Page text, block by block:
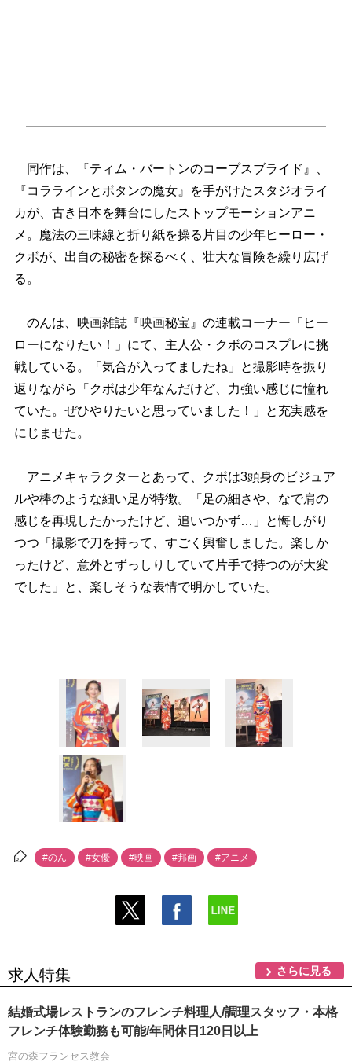
同作は、『ティム・バートンのコープスブライド』、
『コララインとボタンの魔女』を手がけたスタジオライ
カが、古き日本を舞台にしたストップモーションアニ
メ。魔法の三味線と折り紙を操る片目の少年ヒーロー・
クボが、出自の秘密を探るべく、壮大な冒険を繰り広げ
る。
のんは、映画雑誌『映画秘宝』の連載コーナー「ヒー
ローになりたい！」にて、主人公・クボのコスプレに挑
戦している。「気合が入ってましたね」と撮影時を振り
返りながら「クボは少年なんだけど、力強い感じに憧れ
ていた。ぜひやりたいと思っていました！」と充実感を
にじませた。
アニメキャラクターとあって、クボは3頭身のビジュア
ルや棒のような細い足が特徴。「足の細さや、なで肩の
感じを再現したかったけど、追いつかず…」と悔しがり
つつ「撮影で刀を持って、すごく興奮しました。楽しか
ったけど、意外とずっしりしていて片手で持つのが大変
でした」と、楽しそうな表情で明かしていた。
#のん #女優 #映画 #邦画 #アニメ
求人特集 さらに見る
結婚式場レストランのフレンチ料理人/調理スタッフ・本格
フレンチ体験勤務も可能/年間休日120日以上
宮の森フランセス教会